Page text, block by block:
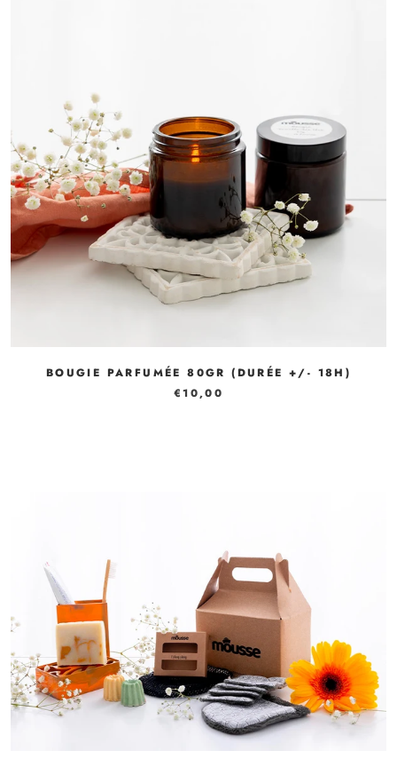
BOUGIE PARFUMÉE 80GR (DURÉE +/- 18H)
€10,00